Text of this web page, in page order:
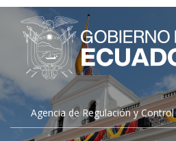
Agencia de Regulación y